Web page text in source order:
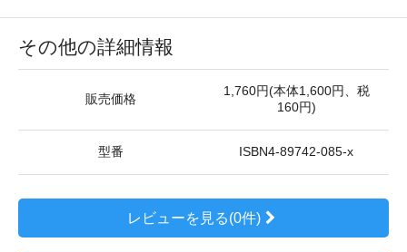
その他の詳細情報
販売価格
1,760円(本体1,600円、税
160円)
型番 ISBN4-89742-085-x
レビューを見る(0件)